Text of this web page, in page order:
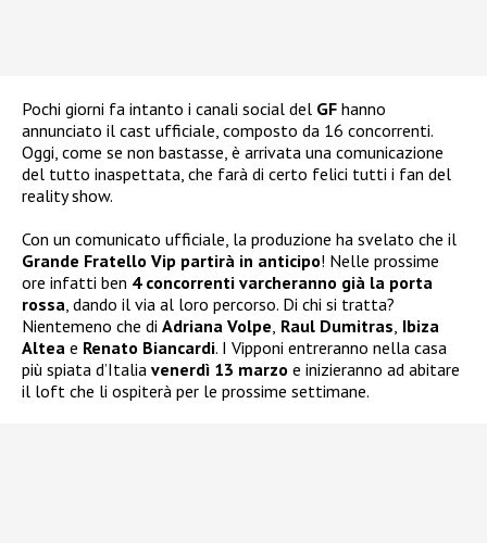
Pochi giorni fa intanto i canali social del GF hanno
annunciato il cast ufficiale, composto da 16 concorrenti.
Oggi, come se non bastasse, è arrivata una comunicazione
del tutto inaspettata, che farà di certo felici tutti i fan del
reality show.
Con un comunicato ufficiale, la produzione ha svelato che il
Grande Fratello Vip partirà in anticipo! Nelle prossime
ore infatti ben 4 concorrenti varcheranno già la porta
rossa , dando il via al loro percorso. Di chi si tratta?
Nientemeno che di Adriana Volpe Raul Dumitras Ibiza
Altea e Renato Biancardi. I Vipponi entreranno nella casa
più spiata d’Italia venerdì 13 marzo e inizieranno ad abitare
il loft che li ospiterà per le prossime settimane.